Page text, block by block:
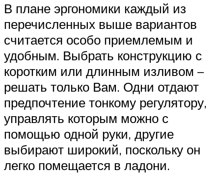
В плане эргономики каждый из
перечисленных выше вариантов
считается особо приемлемым и
удобным. Выбрать конструкцию с
коротким или длинным изливом –
решать только Вам. Одни отдают
предпочтение тонкому регулятору,
управлять которым можно с
помощью одной руки, другие
выбирают широкий, поскольку он
легко помещается в ладони.